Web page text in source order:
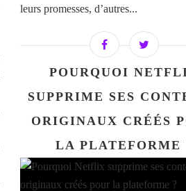
leurs promesses, d’autres...
POURQUOI
SUPPRIME SES
ORIGINAUX CRÉÉS
LA PLATEFORME